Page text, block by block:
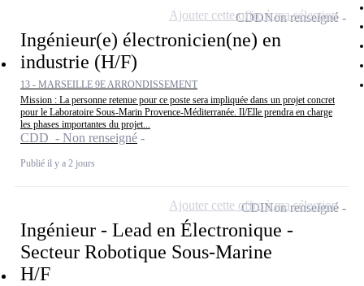
Ingénieur(e) électronicien(ne) en
industrie (H/F)
13 - MARSEILLE 9E ARRONDISSEMENT
Mission : La personne retenue pour ce poste sera impliquée dans un projet concret
pour le Laboratoire Sous-Marin Provence-Méditerranée. Il/Elle prendra en charge
les phases importantes du projet...
CDD - Non renseigné
Publié il y a 2 jours
CDDNon renseigné
Ajouter cette offre à ma sélection
Ingénieur - Lead en Électronique -
Secteur Robotique Sous-Marine
H/F
CDINon renseigné
Ajouter cette offre à ma sélection